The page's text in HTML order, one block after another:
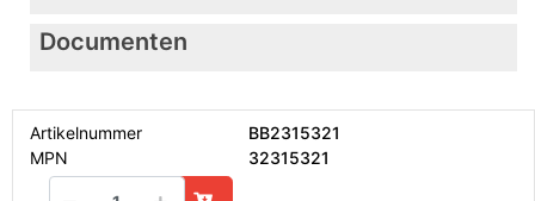
Documenten
Artikelnummer
BB2315321
MPN
32315321